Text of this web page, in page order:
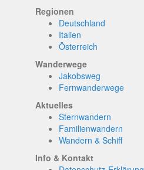
Regionen
Deutschland
Italien
Österreich
Wanderwege
Jakobsweg
Fernwanderwege
Aktuelles
Sternwandern
Familienwandern
Wandern & Schiff
Info & Kontakt